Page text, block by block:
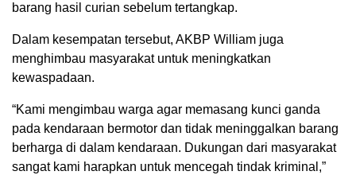
barang hasil curian sebelum tertangkap.
Dalam kesempatan tersebut, AKBP William juga
menghimbau masyarakat untuk meningkatkan
kewaspadaan.
“Kami mengimbau warga agar memasang kunci ganda
pada kendaraan bermotor dan tidak meninggalkan barang
berharga di dalam kendaraan. Dukungan dari masyarakat
sangat kami harapkan untuk mencegah tindak kriminal,”